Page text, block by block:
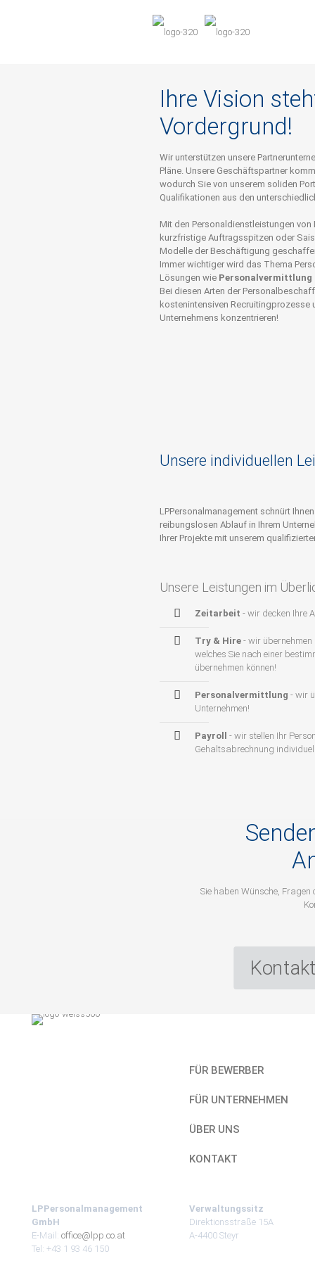
Ihre Vision
Vordergrund!
Wir unterstützen unsere
Pläne. Unsere Geschäftspartner
wodurch Sie von unserem soliden
Qualifikationen aus den
Mit den Personaldienstleistungen
kurzfristige Auftragsspitzen oder
Modelle der Beschäftigung
Immer wichtiger wird das Thema
Lösungen wie
Bei diesen Arten der
kostenintensiven Recruitingprozesse
Unternehmens konzentrieren!
Unsere individuellen
LPPersonalmanagement schnürt
reibungslosen Ablauf in Ihrem
Ihrer Projekte mit unserem
Unsere Leistungen im
Zeitarbeit - wir decken Ihre
Try & Hire - wir
welches Sie nach einer
übernehmen können!
Personalvermittlung - wir
Unternehmen!
Payroll
- wir stellen Ihr
Gehaltsabrechnung
Sie haben Wünsche, Fragen
FÜR BEWERBER
FÜR UNTERNEHMEN
ÜBER UNS
KONTAKT
LPPersonalmanagement
GmbH
E-Mail: office@lpp.co.at
Tel: +43 1 93 46 150
Verwaltungssitz
Direktionsstraße 15A
A-4400 Steyr